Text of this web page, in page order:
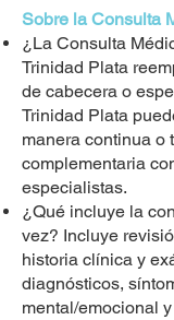
Sobre la Consulta
¿La Consulta
Trinidad Plata
de cabecera o
Trinidad Plata
manera continua o
complementaria
especialistas.
¿Qué incluye la
vez? Incluye
historia clínica y
diagnósticos,
mental/emocional